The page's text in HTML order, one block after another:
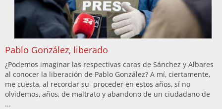
Pablo González, liberado
¿Podemos imaginar las respectivas caras de Sánchez y Albares
al conocer la liberación de Pablo González? A mí, ciertamente,
me cuesta, al recordar su proceder en estos años, sí no
olvidemos, años, de maltrato y abandono de un ciudadano de
...